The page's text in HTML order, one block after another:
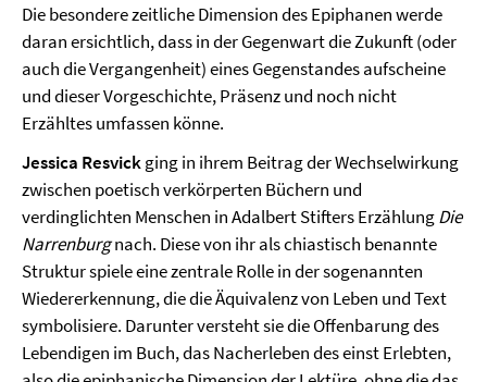
Die besondere zeitliche Dimension des Epiphanen werde
daran ersichtlich, dass in der Gegenwart die Zukunft (oder
auch die Vergangenheit) eines Gegenstandes aufscheine
und dieser Vorgeschichte, Präsenz und noch nicht
Erzähltes umfassen könne.
Jessica Resvickging in ihrem Beitrag der Wechselwirkung
zwischen poetisch verkörperten Büchern und
verdinglichten Menschen in Adalbert Stifters ErzählungDie
Narrenburgnach. Diese von ihr als chiastisch benannte
Struktur spiele eine zentrale Rolle in der sogenannten
Wiedererkennung, die die Äquivalenz von Leben und Text
symbolisiere. Darunter versteht sie die Offenbarung des
Lebendigen im Buch, das Nacherleben des einst Erlebten,